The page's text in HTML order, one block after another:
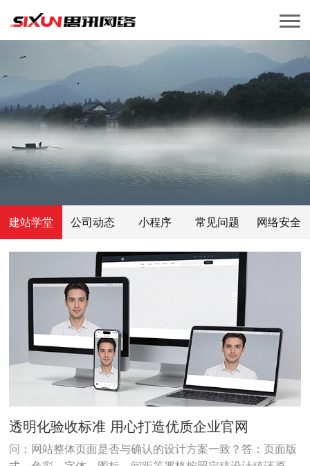
建站学堂 公司动态 小程序 常见问题 网络安全
透明化验收标准 用心打造优质企业官网
问：网站整体页面是否与确认的设计方案一致？答：页面版